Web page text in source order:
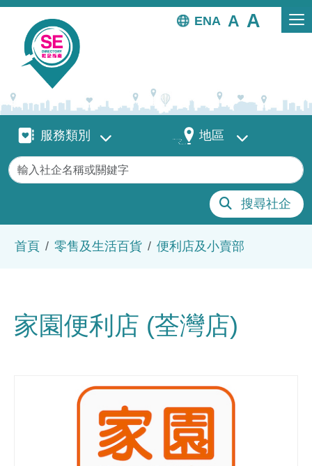
移至主內容
EN
服務類別服務類別 地區 地區
關鍵字
搜尋社企
首頁 零售及生活百貨 便利店及小賣部
家園便利店 (荃灣店)